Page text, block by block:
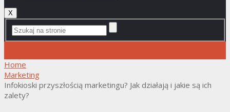
X
Home
Marketing
Infokioski przyszłością marketingu? Jak działają i jakie są ich
zalety?